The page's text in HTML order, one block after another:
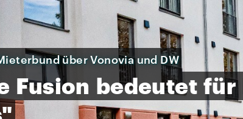
über Vonovia und DW
Fusion bedeutet für